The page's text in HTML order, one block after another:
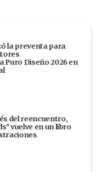
la preventa para
Puro Diseño 2026 en
del reencuentro,
vuelve en un libro